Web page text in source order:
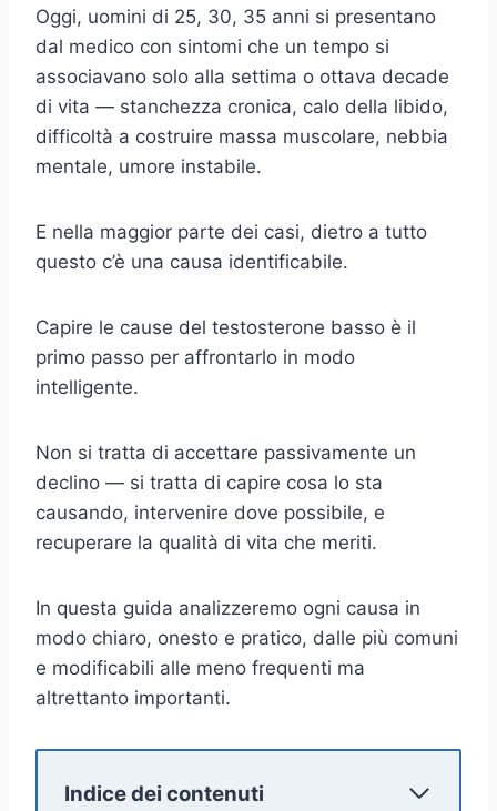
Oggi, uomini di 25, 30, 35 anni si presentano
dal medico con sintomi che un tempo si
associavano solo alla settima o ottava decade
di vita — stanchezza cronica, calo della libido,
difficoltà a costruire massa muscolare, nebbia
mentale, umore instabile.
E nella maggior parte dei casi, dietro a tutto
questo c’è una causa identificabile.
Capire le cause del testosterone basso è il
primo passo per affrontarlo in modo
intelligente.
Non si tratta di accettare passivamente un
declino — si tratta di capire cosa lo sta
causando, intervenire dove possibile, e
recuperare la qualità di vita che meriti.
In questa guida analizzeremo ogni causa in
modo chiaro, onesto e pratico, dalle più comuni
e modificabili alle meno frequenti ma
altrettanto importanti.
Indice dei contenuti